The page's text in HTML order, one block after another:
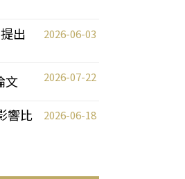
出
2026-06-03
文 2026-07-22
響比
2026-06-18